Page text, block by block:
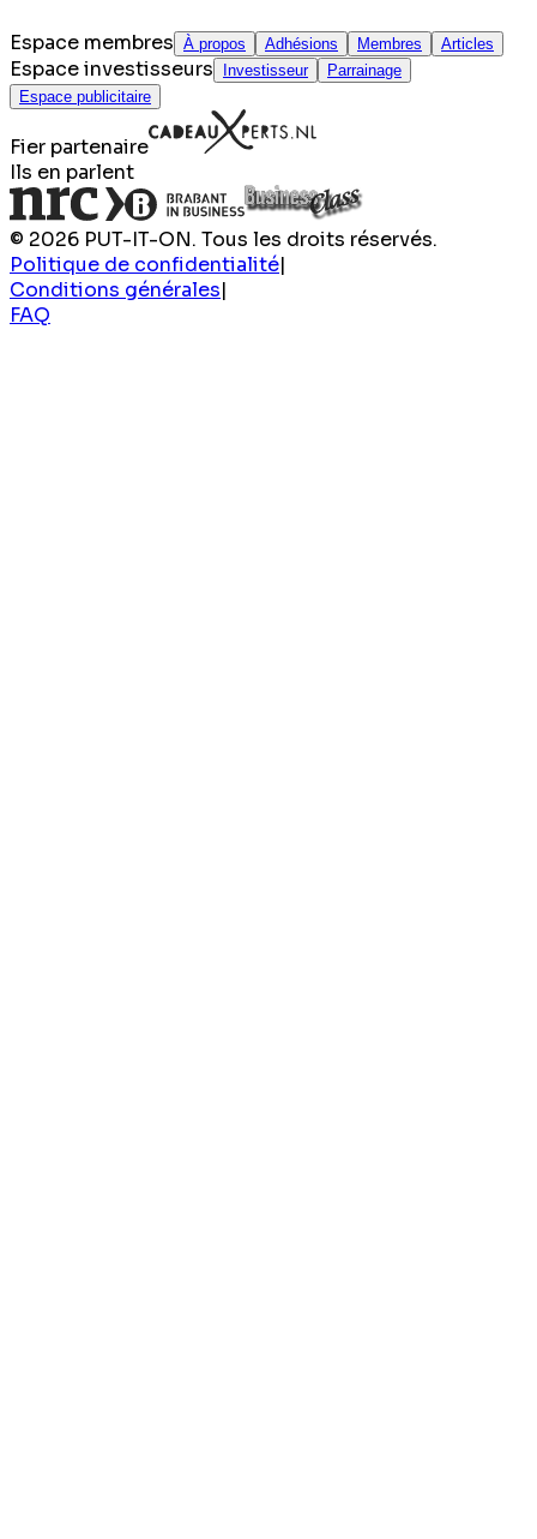
Espace membres À propos Adhésions Membres Articles
Espace investisseurs Investisseur
Parrainage
Espace publicitaire
Fier partenaire
Ils en parlent
© 2026 PUT-IT-ON. Tous les droits réservés.
Politique de confidentialité|
Conditions générales|
FAQ